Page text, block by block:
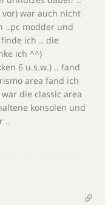
war auch nicht
..pc modder und
ich .. die
ich ^^)
6 u.s.w.) .. fand
area fand ich
die classic area
konsolen und
..